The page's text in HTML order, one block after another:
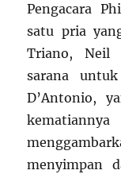
Pengacara
satu pria
Triano, Neil
sarana
D’Antonio,
menyimpan